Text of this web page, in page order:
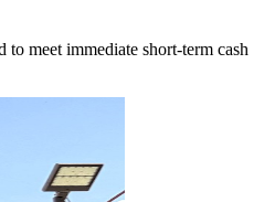
meet immediate short-term cash